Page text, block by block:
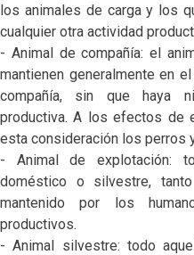
los animales de carga y los
cualquier otra actividad
- Animal de compañía: el
mantienen generalmente en
compañía, sin que haya
productiva. A los efectos de
esta consideración los perros
- Animal de explotación:
doméstico o silvestre,
mantenido por los
productivos.
- Animal silvestre: todo